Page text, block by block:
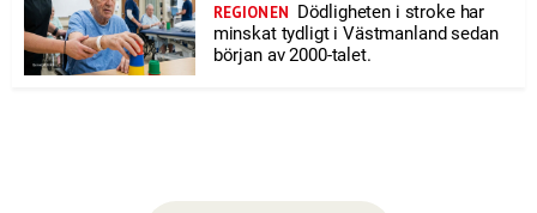
REGIONEN Dödligheten i stroke har
minskat tydligt i Västmanland sedan
början av 2000-talet.